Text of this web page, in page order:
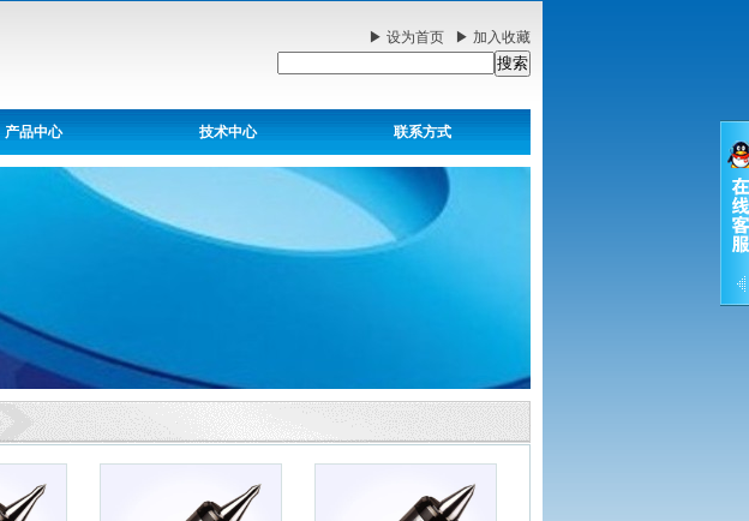
▶ 设为首页 ▶ 加入收藏
产品中心 技术中心 联系方式